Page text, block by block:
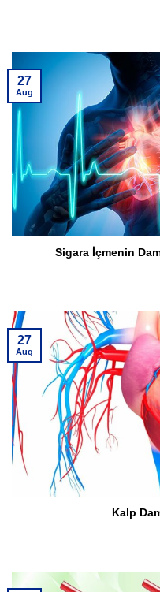
Sigara İçmenin
27
Aug
Kalp
27
Aug